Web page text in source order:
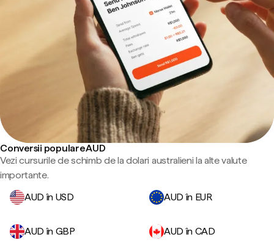
Conversii populare AUD
Vezi cursurile de schimb de la dolari australieni la alte valute
importante.
AUD în USD
AUD în EUR
AUD în GBP AUD în CAD